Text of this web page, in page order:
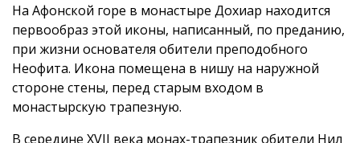
На Афонской горе в монастыре Дохиар находится
первообраз этой иконы, написанный, по преданию,
при жизни основателя обители преподобного
Неофита. Икона помещена в нишу на наружной
стороне стены, перед старым входом в
монастырскую трапезную.
В середине XVII века монах-трапезник обители Нил